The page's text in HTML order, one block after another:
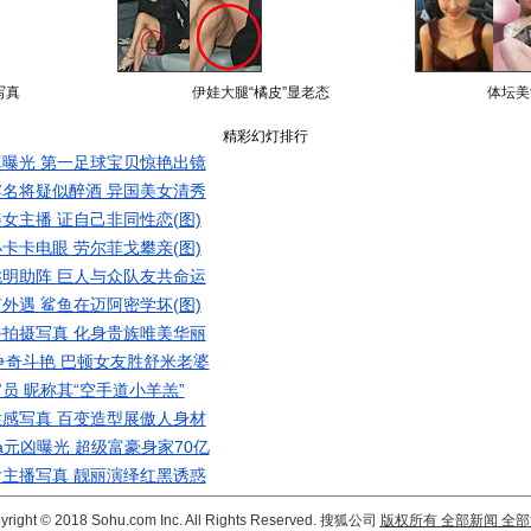
真 伊娃大腿“橘皮”显老态 体坛
精彩幻灯排行
光 第一足球宝贝惊艳出镜
将疑似醉酒 异国美女清秀
主播 证自己非同性恋(图)
卡电眼 劳尔菲戈攀亲(图)
助阵 巨人与众队友共命运
遇 鲨鱼在迈阿密学坏(图)
摄写真 化身贵族唯美华丽
斗艳 巴顿女友胜舒米老婆
昵称其“空手道小羊羔”
写真 百变造型展傲人身材
凶曝光 超级富豪身家70亿
播写真 靓丽演绎红黑诱惑
© 2018 Sohu.com Inc. All Rights Reserved. 搜狐公司 版权所有 全部新闻 全